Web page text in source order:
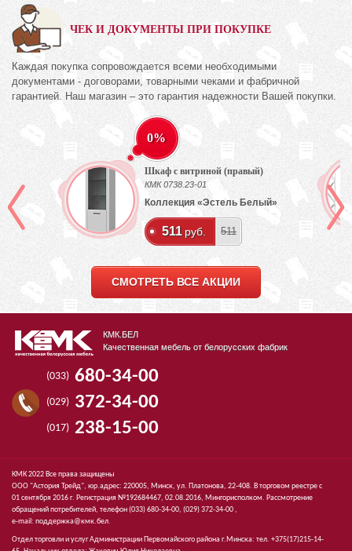
ЧЕК И ДОКУМЕНТЫ ПРИ ПОКУПКЕ
Каждая покупка сопровождается всеми необходимыми
документами - договорами, товарными чеками и фабричной
гарантией. Наш магазин – это гарантия надежности Вашей покупки.
0%
Шкаф с витриной (правый)
КМК 0738.23-01
Коллекция «Эстель Белый»
511 руб. 511
СМОТРЕТЬ ВСЕ АКЦИИ
КМК.БЕЛ
Качественная мебель от белорусских фабрик
(033) 680-34-00
(029) 372-34-00
(017) 238-15-00
КМК 2022 Все права защищены
ООО "Астория Трейд", юр.адрес: 220005, Минск, ул. Платонова, 22-408. В торговом реестре с
01 сентября 2016 г. Регистрация №192684467, 02.08.2016, Мингорисполком. Рассмотрение
обращений потребителей, телефон(033)680-34-00, (029)372-34-00 ,
e-mail: поддержка@кмк.бел.
Отдел торговли и услуг Администрации Первомайского района г.Минска: тел. +375(17)215-14-